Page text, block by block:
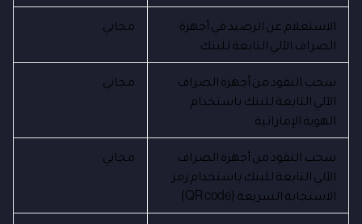
الاستعلام عن الرصيد في أجهزة
الصراف الآلي التابعة للبنك
مجاني
سحب النقود من أجهزة الصراف
الآلي التابعة للبنك باستخدام
الهوية الإماراتية
مجاني
سحب النقود من أجهزة الصراف
الآلي التابعة للبنك باستخدام رمز
الاستجابة السريعة (QR code)
مجاني